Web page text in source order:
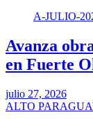
A-JULIO-
Avanza
en Fuerte
julio 27, 2026
ALTO